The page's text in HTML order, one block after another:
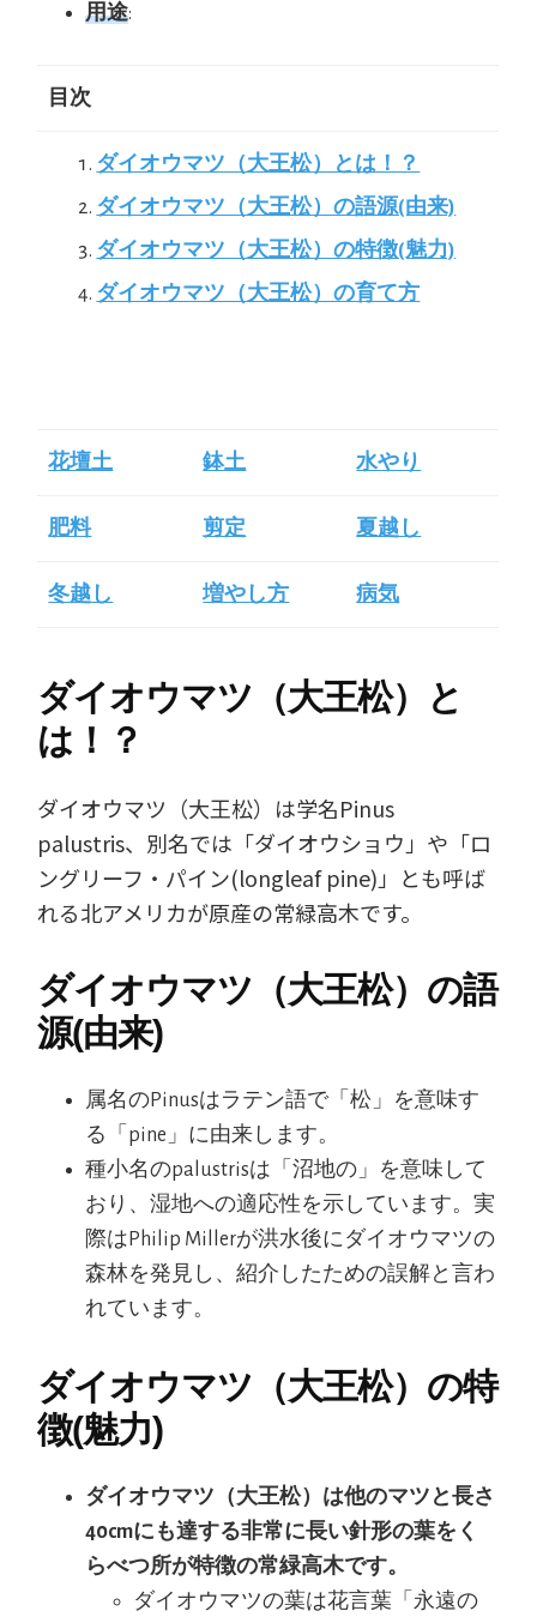
用途:
目次
ダイオウマツ（大王松）とは！？
ダイオウマツ（大王松）の語源(由来)
ダイオウマツ（大王松）の特徴(魅力)
ダイオウマツ（大王松）の育て方
花壇土 鉢土 水やり
肥料 剪定 夏越し
冬越し 増やし方 病気
ダイオウマツ（大王松）と
は！？
ダイオウマツ（大王松）は学名Pinus
palustris、別名では「ダイオウショウ」や「ロ
ングリーフ・パイン(longleaf pine)」とも呼ば
れる北アメリカが原産の常緑高木です。
ダイオウマツ（大王松）の語
源(由来)
属名のPinusはラテン語で「松」を意味す
る「pine」に由来します。
種小名のpalustrisは「沼地の」を意味して
おり、湿地への適応性を示しています。実
際はPhilip Millerが洪水後にダイオウマツの
森林を発見し、紹介したための誤解と言わ
れています。
ダイオウマツ（大王松）の特
徴(魅力)
ダイオウマツ（大王松）は他のマツと長さ
40cmにも達する非常に長い針形の葉をく
らべつ所が特徴の常緑高木です。
ダイオウマツの葉は花言葉「永遠の